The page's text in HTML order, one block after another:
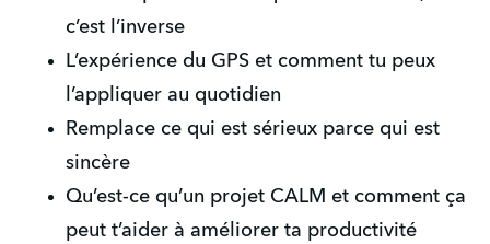
c’est l’inverse
L’expérience du GPS et comment tu peux
l’appliquer au quotidien
Remplace ce qui est sérieux parce qui est
sincère
Qu’est-ce qu’un projet CALM et comment ça
peut t’aider à améliorer ta productivité